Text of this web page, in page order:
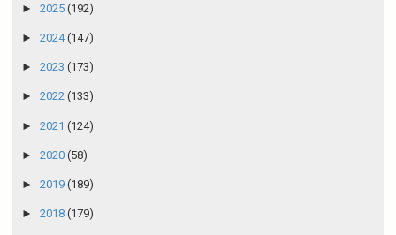
► 2025 (192)
► 2024(147)
► 2023 (173)
► 2022 (133)
► 2021 (124)
► 2020 (58)
► 2019 (189)
► 2018 (179)